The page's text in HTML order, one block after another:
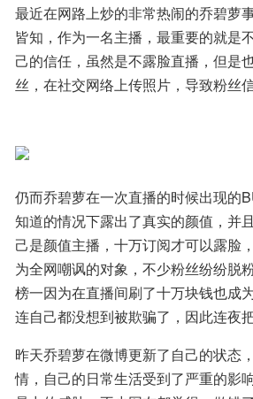
最近在网路上炒的非常热闹的乔碧萝
皆知，作为一名主播，最重要的就是
己的信任，虽然是不露脸直播，但是
丝，在社交网络上传照片，导致粉丝信
仍而乔碧萝在一次直播的时候出现的
知道的情况下露出了真实的颜值，并
己是颜值主播，十万订阅才可以露脸
为全网嘲讽的对象，不少粉丝纷纷脱
榜一因为在直播间刷了十万块钱也成
连自己都没想到被欺骗了，因此连夜
昨天乔碧萝在微博更新了自己的状态
情，自己的日常生活受到了严重的影